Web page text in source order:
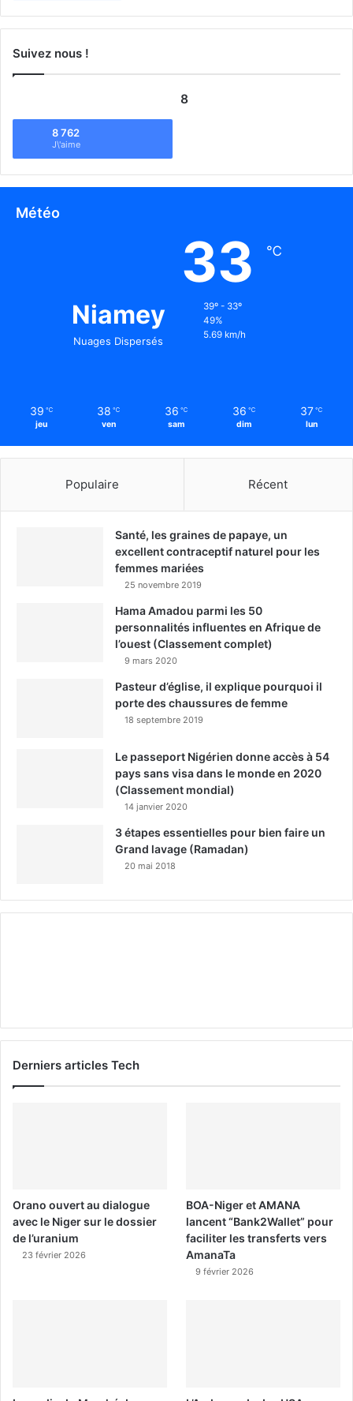
Suivez nous !
8
8 762
J\'aime
Météo
Niamey
Nuages Dispersés
33 ℃
39º - 33º
49%
5.69 km/h
39 ℃
jeu
38 ℃
ven
36 ℃
sam
36 ℃
dim
37 ℃
lun
Populaire Récent
Santé, les graines de papaye, un
excellent contraceptif naturel pour les
femmes mariées
25 novembre 2019
Hama Amadou parmi les 50
personnalités influentes en Afrique de
l’ouest (Classement complet)
9 mars 2020
Pasteur d’église, il explique pourquoi il
porte des chaussures de femme
18 septembre 2019
Le passeport Nigérien donne accès à 54
pays sans visa dans le monde en 2020
(Classement mondial)
14 janvier 2020
3 étapes essentielles pour bien faire un
Grand lavage (Ramadan)
20 mai 2018
Derniers articles Tech
Orano ouvert au dialogue
avec le Niger sur le dossier
de l’uranium
23 février 2026
BOA-Niger et AMANA
lancent “Bank2Wallet” pour
faciliter les transferts vers
AmanaTa
9 février 2026